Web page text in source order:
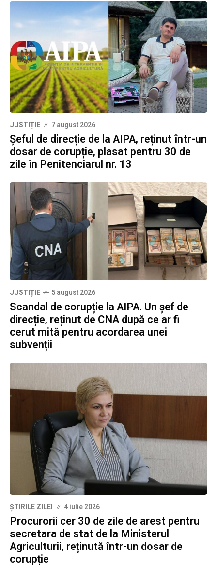
JUSTIȚIE 7 august 2026
Șeful de direcție de la AIPA, reținut într-un
dosar de corupție, plasat pentru 30 de
zile în Penitenciarul nr. 13
JUSTIȚIE 5 august 2026
Scandal de corupție la AIPA. Un șef de
direcție, reținut de CNA după ce ar fi
cerut mită pentru acordarea unei
subvenții
ȘTIRILE ZILEI 4 iulie 2026
Procurorii cer 30 de zile de arest pentru
secretara de stat de la Ministerul
Agriculturii, reținută într-un dosar de
corupție